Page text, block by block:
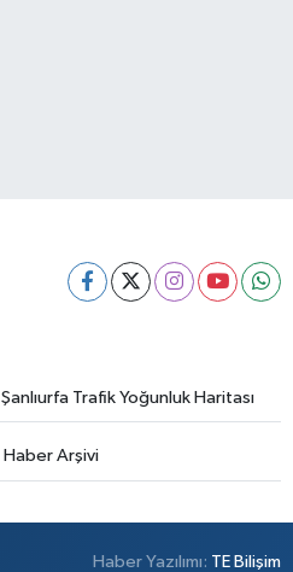
Şanlıurfa Trafik Yoğunluk Haritası
Haber Arşivi
Haber Yazılımı: TE Bilişim